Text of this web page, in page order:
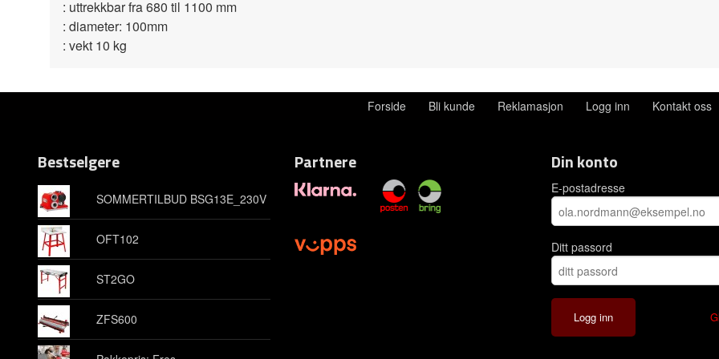
: uttrekkbar fra 680 til 1100 mm
: diameter: 100mm
: vekt 10 kg
Forside Bli kunde Reklamasjon Logg inn Kontakt oss
Bestselgere
SOMMERTILBUD BSG13E_230V
OFT102
ST2GO
ZFS600
Partnere Din konto
E-postadresse
Ditt passord